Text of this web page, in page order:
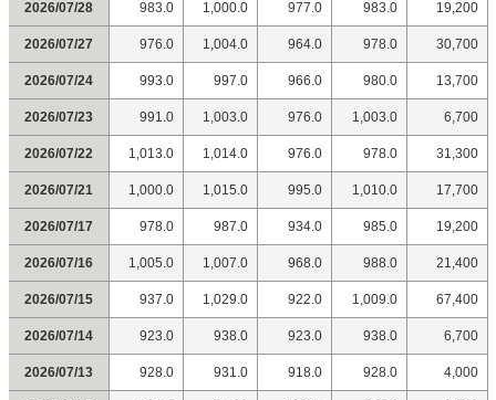
2026/07/28 983.0 1,000.0 977.0 983.0 19,200
2026/07/27 976.0 1,004.0 964.0 978.0 30,700
2026/07/24 993.0 997.0 966.0 980.0 13,700
2026/07/23 991.0 1,003.0 976.0 1,003.0 6,700
2026/07/22 1,013.0 1,014.0 976.0 978.0 31,300
2026/07/21 1,000.0 1,015.0 995.0 1,010.0 17,700
2026/07/17 978.0 987.0 934.0 985.0 19,200
2026/07/16 1,005.0 1,007.0 968.0 988.0 21,400
2026/07/15 937.0 1,029.0 922.0 1,009.0 67,400
2026/07/14 923.0 938.0 923.0 938.0 6,700
2026/07/13 928.0 931.0 918.0 928.0 4,000